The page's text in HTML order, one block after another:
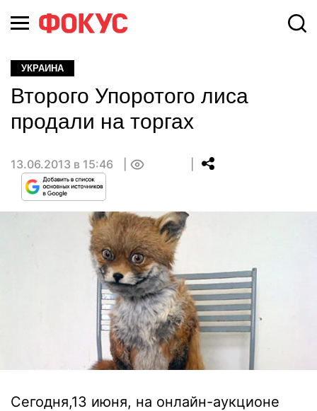
УКРАИНА
Второго Упоротого лиса
продали на торгах
13.06.2013 в 15:46
Сегодня,13 июня, на онлайн-аукционе